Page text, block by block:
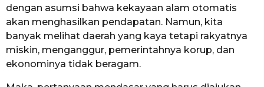
dengan asumsi bahwa kekayaan alam otomatis
akan menghasilkan pendapatan. Namun, kita
banyak melihat daerah yang kaya tetapi rakyatnya
miskin, menganggur, pemerintahnya korup, dan
ekonominya tidak beragam.